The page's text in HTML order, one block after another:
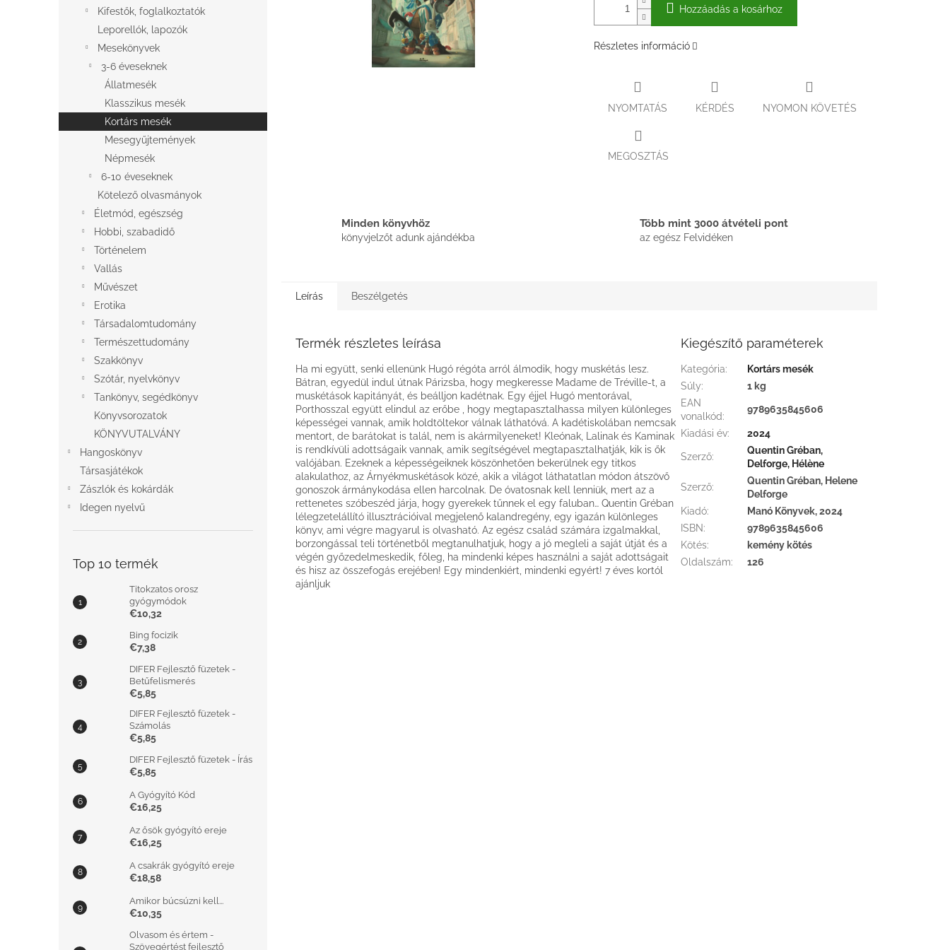
Kifestők, foglalkoztatók
Leporellók, lapozók
Mesekönyvek
3-6 éveseknek
Állatmesék
Klasszikus mesék
Kortárs mesék
Mesegyűjtemények
Népmesék
6-10 éveseknek
Kötelező olvasmányok
Életmód, egészség
Hobbi, szabadidő
Történelem
Vallás
Művészet
Erotika
Társadalomtudomány
Természettudomány
Szakkönyv
Szótár, nyelvkönyv
Tankönyv, segédkönyv
Könyvsorozatok
KÖNYVUTALVÁNY
Hangoskönyv
Társasjátékok
Zászlók és kokárdák
Idegen nyelvű
Top 10 termék
Titokzatos orosz
gyógymódok
€10,32
Bing focizik
€7,38
DIFER Fejlesztő füzetek -
Betűfelismerés
€5,85
DIFER Fejlesztő füzetek -
Számolás
€5,85
DIFER Fejlesztő füzetek - Írás
€5,85
A Gyógyító Kód
€16,25
Az ősök gyógyító ereje
€16,25
A csakrák gyógyító ereje
€18,58
Amikor búcsúzni kell...
€10,35
Olvasom és értem -
Szövegértést fejlesztő
Hozzáadás a kosárhoz
Részletes információ
NYOMTATÁS KÉRDÉS NYOMON KÖVETÉS
MEGOSZTÁS
Minden könyvhöz
könyvjelzőt adunk ajándékba
Több mint 3000 átvételi pont
az egész Felvidéken
Leírás Beszélgetés
Termék részletes leírása
Ha mi együtt, senki ellenünk Hugó régóta arról álmodik, hogy muskétás lesz.
Bátran, egyedül indul útnak Párizsba, hogy megkeresse Madame de Tréville-t, a
muskétások kapitányát, és beálljon kadétnak. Egy éjjel Hugó mentorával,
Porthosszal együtt elindul az erőbe , hogy megtapasztalhassa milyen különleges
képességei vannak, amik holdtöltekor válnak láthatóvá. A kadétiskolában nemcsak
mentort, de barátokat is talál, nem is akármilyeneket! Kleónak, Lalinak és Kaminak
is rendkívüli adottságaik vannak, amik segítségével megtapasztalhatják, kik is ők
valójában. Ezeknek a képességeiknek köszönhetően bekerülnek egy titkos
alakulathoz, az Árnyékmuskétások közé, akik a világot láthatatlan módon átszövő
gonoszok ármánykodása ellen harcolnak. De óvatosnak kell lenniük, mert az a
rettenetes szóbeszéd járja, hogy gyerekek tűnnek el egy faluban… Quentin Gréban
lélegzetelállító illusztrációival megjelenő kalandregény, egy igazán különleges
könyv, ami végre magyarul is olvasható. Az egész család számára izgalmakkal,
borzongással teli történetből megtanulhatjuk, hogy a jó megleli a saját útját és a
végén győzedelmeskedik, főleg, ha mindenki képes használni a saját adottságait
és hisz az összefogás erejében! Egy mindenkiért, mindenki egyért! 7 éves kortól
ajánljuk
Kiegészítő paraméterek
Kategória:
Kortárs mesék
Súly:
1 kg
EAN
vonalkód:
9789635845606
Kiadási év: 2024
Szerző:
Quentin Gréban,
Delforge, Hélène
Szerző:
Quentin Gréban, Helene
Delforge
Kiadó:
Manó Könyvek, 2024
ISBN:
9789635845606
Kötés:
kemény kötés
Oldalszám: 126